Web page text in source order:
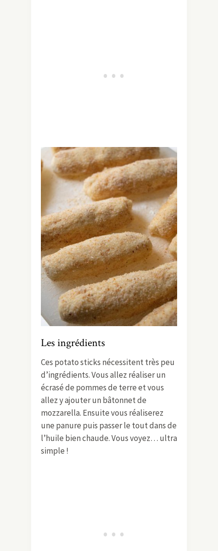
Les ingrédients
Ces potato sticks nécessitent très peu
d’ingrédients. Vous allez réaliser un
écrasé de pommes de terre et vous
allez y ajouter un bâtonnet de
mozzarella. Ensuite vous réaliserez
une panure puis passer le tout dans de
l’huile bien chaude. Vous voyez… ultra
simple !